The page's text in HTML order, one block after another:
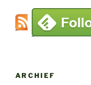
ARCHIEF